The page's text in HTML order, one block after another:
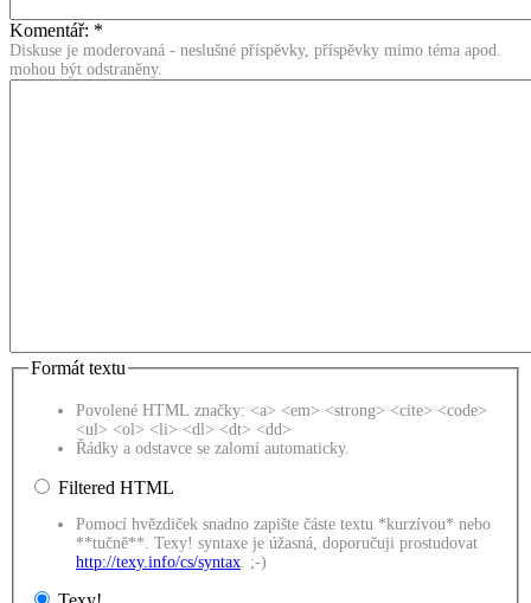
Komentář: *
Diskuse je moderovaná - neslušné příspěvky, příspěvky mimo téma apod.
mohou být odstraněny.
Formát textu
Povolené HTML značky: <a> <em> <strong> <cite> <code>
<ul> <ol> <li> <dl> <dt> <dd>
Řádky a odstavce se zalomí automaticky.
Filtered HTML
Pomocí hvězdiček snadno zapište částe textu *kurzívou* nebo
**tučně**. Texy! syntaxe je úžasná, doporučuji prostudovat
http://texy.info/cs/syntax . ;-)